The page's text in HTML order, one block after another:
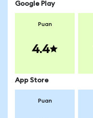
Google Play
Puan
4.4
App Store
Puan